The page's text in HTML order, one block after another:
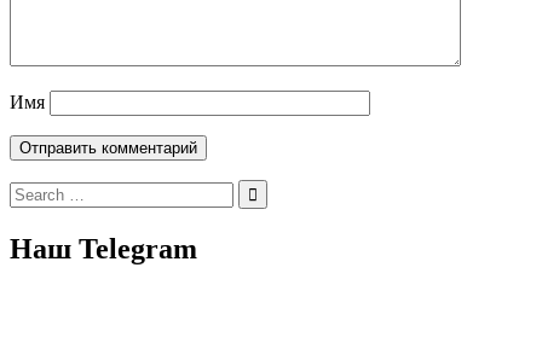
Имя
Search
for:
Наш Telegram